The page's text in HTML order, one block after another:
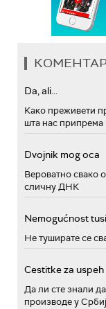
Da, ali...
Како преживети
шта нас припрема
Dvojnik mog oca
Вероватно свако
сличну ДНК
Nemogućnost
Не туширате се
Cestitke za uspeh
Да ли сте знали
производе у